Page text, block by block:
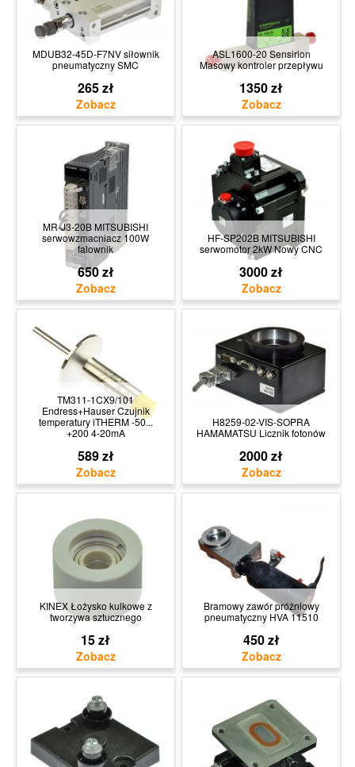
MDUB32-45D-F7NV siłownik
pneumatyczny SMC
265 zł
ASL1600-20 Sensirion
Masowy kontroler przepływu
1350 zł
MR-J3-20B MITSUBISHI
serwowzmacniacz 100W
falownik
650 zł
HF-SP202B MITSUBISHI
serwomotor 2kW Nowy CNC
3000 zł
TM311-1CX9/101
Endress+Hauser Czujnik
temperatury iTHERM -50...
+200 4-20mA
589 zł
H8259-02-VIS-SOPRA
HAMAMATSU Licznik fotonów
2000 zł
KINEX Łożysko kulkowe z
tworzywa sztucznego
15 zł
Bramowy zawór próżniowy
pneumatyczny HVA 11510
450 zł